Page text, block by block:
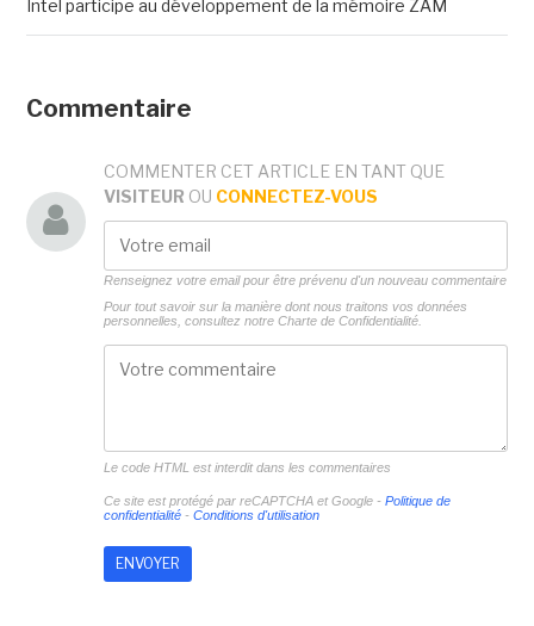
Intel participe au développement de la mémoire ZAM
Commentaire
COMMENTER CET ARTICLE EN TANT QUE
VISITEUR OU CONNECTEZ-VOUS
Renseignez votre email pour être prévenu d'un nouveau commentaire
Pour tout savoir sur la manière dont nous traitons vos données
personnelles, consultez notre Charte de Confidentialité.
Le code HTML est interdit dans les commentaires
Ce site est protégé par reCAPTCHA et Google - Politique de
confidentialité- Conditions d'utilisation